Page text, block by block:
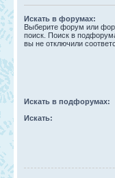
Искать в форумах:
Выберите форум или
поиск. Поиск в
вы не отключили
Искать в подфорумах:
Искать: